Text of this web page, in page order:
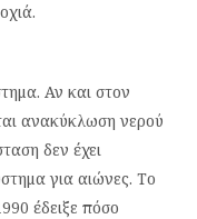
Αν και στον
ανακύκλωση νερού
δεν έχει
για αιώνες. Το
έδειξε πόσο